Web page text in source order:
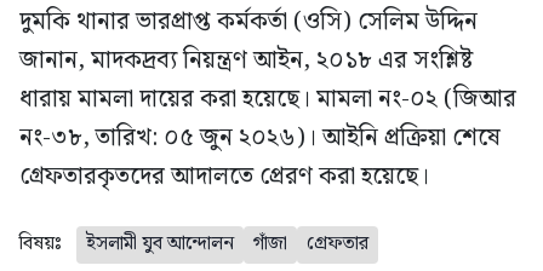
দুমকি থানার ভারপ্রাপ্ত কর্মকর্তা (ওসি) সেলিম উদ্দিন
জানান, মাদকদ্রব্য নিয়ন্ত্রণ আইন, ২০১৮ এর সংশ্লিষ্ট
ধারায় মামলা দায়ের করা হয়েছে। মামলা নং-০২ (জিআর
নং-৩৮, তারিখ: ০৫ জুন ২০২৬)। আইনি প্রক্রিয়া শেষে
গ্রেফতারকৃতদের আদালতে প্রেরণ করা হয়েছে।
বিষয়ঃ ইসলামী যুব আন্দোলন গাঁজা গ্রেফতার